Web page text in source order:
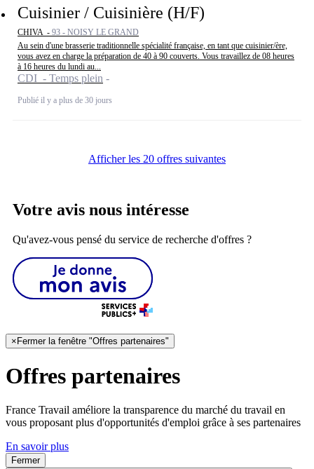
Cuisinier / Cuisinière (H/F)
CHIVA - 93 - NOISY LE GRAND
Au sein d'une brasserie traditionnelle spécialité française, en tant que cuisinier/ère,
vous avez en charge la préparation de 40 à 90 couverts. Vous travaillez de 08 heures
à 16 heures du lundi au...
CDI - Temps plein
Publié il y a plus de 30 jours
Afficher les 20 offres suivantes
Votre avis nous intéresse
Qu'avez-vous pensé du service de recherche d'offres ?
×Fermer la fenêtre "Offres partenaires"
Offres partenaires
France Travail améliore la transparence du marché du travail en
vous proposant plus d'opportunités d'emploi grâce à ses partenaires
En savoir plus
Fermer